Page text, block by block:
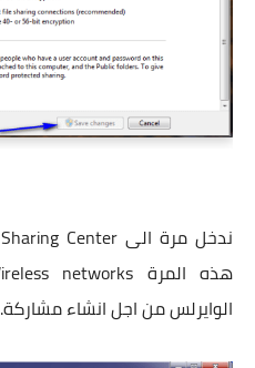
الوايرلس من اجل انشاء مشاركة.